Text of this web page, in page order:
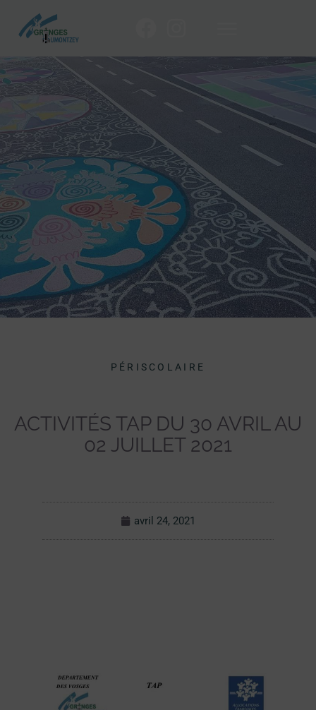
PÉRISCOLAIRE
ACTIVITÉS TAP DU 30 AVRIL AU
02 JUILLET 2021
avril 24, 2021